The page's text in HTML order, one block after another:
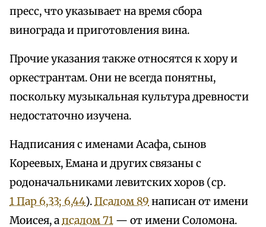
пресс, что указывает на время сбора
винограда и приготовления вина.
Прочие указания также относятся к хору и
оркестрантам. Они не всегда понятны,
поскольку музыкальная культура древности
недостаточно изучена.
Надписания с именами Асафа, сынов
Кореевых, Емана и других связаны с
родоначальниками левитских хоров (ср.
1 Пар 6,33; 6,44).Псалом 89 написан от имени
Моисея, апсалом 71 — от имени Соломона.